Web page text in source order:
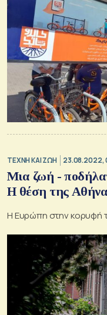
TΕΧΝΗ ΚΑΙ ΖΩΗ 23.08.2022,
Μια ζωή -
Η θέση της
Η Ευρώπη στην κορυφή